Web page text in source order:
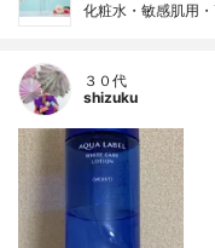
化粧水・敏感肌用
３０代
shizuku